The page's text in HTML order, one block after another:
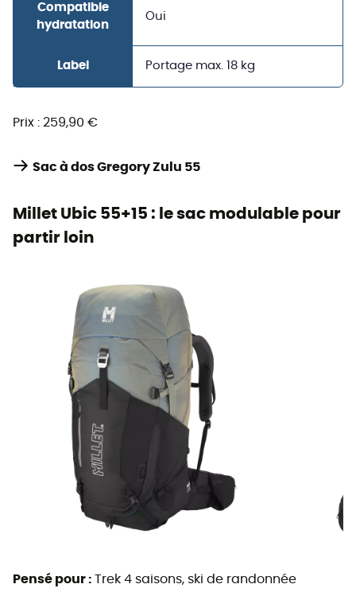
Compatible
hydratation
Oui
Label Portage max. 18 kg
Prix : 259,90 €
Sac à dos Gregory Zulu 55
Millet Ubic 55+15 : le sac modulable pour
partir loin
Pensé pour : Trek 4 saisons, ski de randonnée